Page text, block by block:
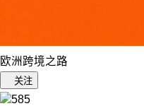
欧洲跨境之路
关注
585